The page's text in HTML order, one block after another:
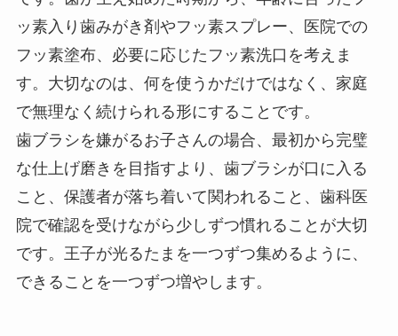
ッ素入り歯みがき剤やフッ素スプレー、医院での
フッ素塗布、必要に応じたフッ素洗口を考えま
す。大切なのは、何を使うかだけではなく、家庭
で無理なく続けられる形にすることです。
歯ブラシを嫌がるお子さんの場合、最初から完璧
な仕上げ磨きを目指すより、歯ブラシが口に入る
こと、保護者が落ち着いて関われること、歯科医
院で確認を受けながら少しずつ慣れることが大切
です。王子が光るたまを一つずつ集めるように、
できることを一つずつ増やします。